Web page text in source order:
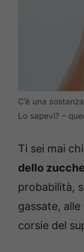
C’è una
Lo sapevi? –
Ti sei mai
dello
probabilità,
gassate,
corsie del